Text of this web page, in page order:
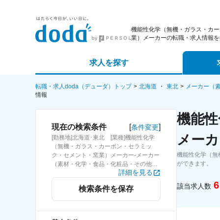
機能性化学（無機・ガラス・カ
業）メーカーの転職・求人情報
求人を探す
詳細条件から探す
新着求人から探す
求人特集から探す
エージ
スカウ
パート
転職・求人doda（デューダ）トップ 北海道 東北
メーカー（
情報
現在の検索条件 [条件変更]
[勤務地]北海道･東北 [業種]機能性化学
（無機・ガラス・カーボン・セラミッ
ク・セメント・窯業）メーカー-メーカー
（素材・化学・食品・化粧品・その他）
業界 [詳細条件](休日・働き方)原則定時
退社
詳細を見る
検索条件を保存
機能
メー
機能性化学（無
ができます。
該当求人数 6